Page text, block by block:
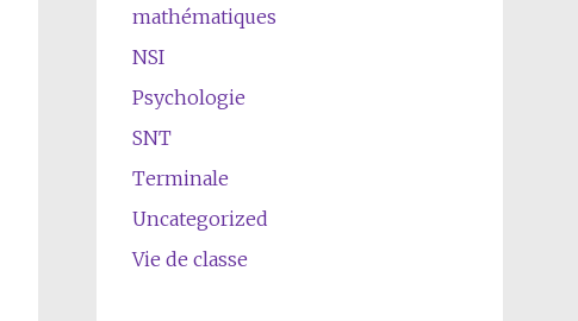
mathématiques
NSI
Psychologie
SNT
Terminale
Uncategorized
Vie de classe